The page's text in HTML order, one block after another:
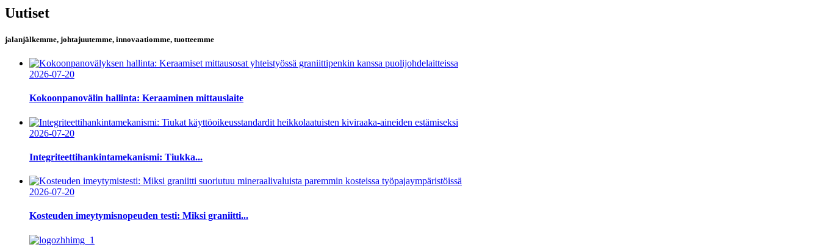
Uutiset
jalanjälkemme, johtajuutemme, innovaatiomme, tuotteemme
2026-07-20
Kokoonpanovälin hallinta: Keraaminen mittauslaite
2026-07-20
Integriteettihankintamekanismi: Tiukka...
2026-07-20
Kosteuden imeytymisnopeuden testi: Miksi graniitti...